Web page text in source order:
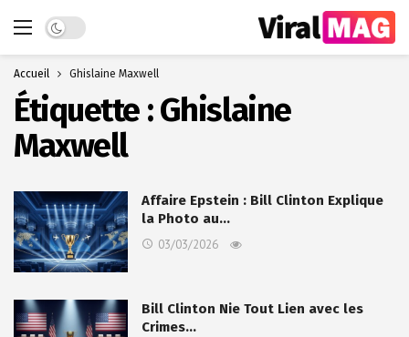
Dark mode
Accueil Ghislaine Maxwell
Étiquette :Ghislaine
Maxwell
Affaire Epstein : Bill Clinton Explique
la Photo au…
03/03/2026
Bill Clinton Nie Tout Lien avec les
Crimes…